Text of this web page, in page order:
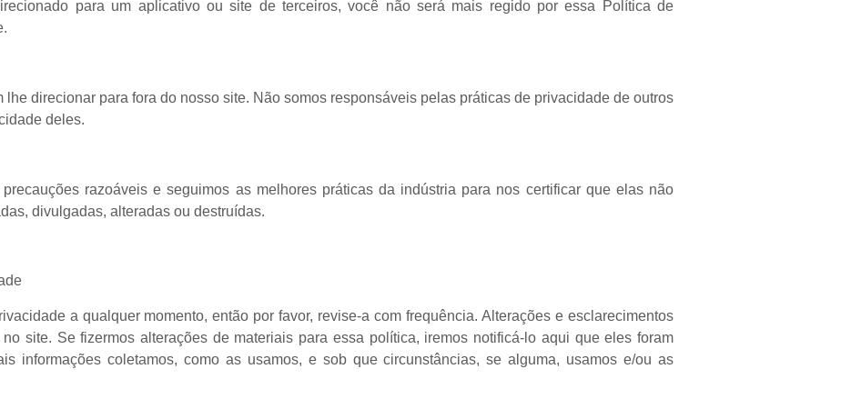
para um aplicativo ou site de terceiros, você não será mais regido por essa Política de
direcionar para fora do nosso site. Não somos responsáveis pelas práticas de privacidade de outros
deles.
razoáveis e seguimos as melhores práticas da indústria para nos certificar que elas não
divulgadas, alteradas ou destruídas.
a qualquer momento, então por favor, revise-a com frequência. Alterações e esclarecimentos
site. Se fizermos alterações de materiais para essa política, iremos notificá-lo aqui que eles foram
informações coletamos, como as usamos, e sob que circunstâncias, se alguma, usamos e/ou as